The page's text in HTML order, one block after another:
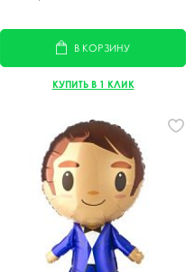
В КОРЗИНУ
КУПИТЬ В 1 КЛИК